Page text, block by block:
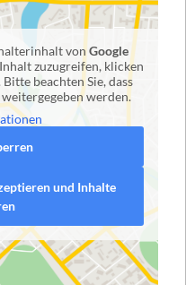
von Google
zuzugreifen, klicken
beachten Sie, dass
werden.
und Inhalte